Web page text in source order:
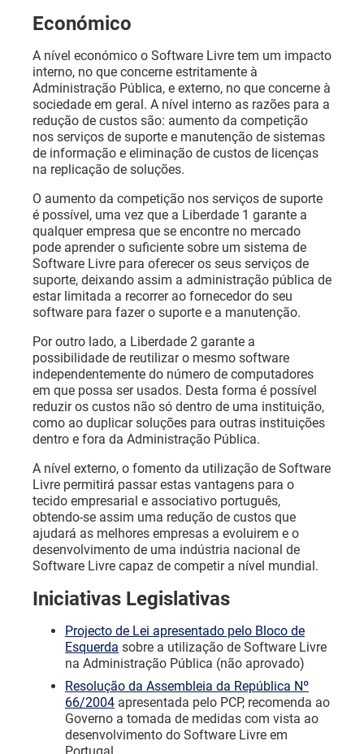
Económico
A nível económico o Software Livre tem um impacto
interno, no que concerne estritamente à
Administração Pública, e externo, no que concerne à
sociedade em geral. A nível interno as razões para a
redução de custos são: aumento da competição
nos serviços de suporte e manutenção de sistemas
de informação e eliminação de custos de licenças
na replicação de soluções.
O aumento da competição nos serviços de suporte
é possível, uma vez que a Liberdade 1 garante a
qualquer empresa que se encontre no mercado
pode aprender o suficiente sobre um sistema de
Software Livre para oferecer os seus serviços de
suporte, deixando assim a administração pública de
estar limitada a recorrer ao fornecedor do seu
software para fazer o suporte e a manutenção.
Por outro lado, a Liberdade 2 garante a
possibilidade de reutilizar o mesmo software
independentemente do número de computadores
em que possa ser usados. Desta forma é possível
reduzir os custos não só dentro de uma instituição,
como ao duplicar soluções para outras instituições
dentro e fora da Administração Pública.
A nível externo, o fomento da utilização de Software
Livre permitirá passar estas vantagens para o
tecido empresarial e associativo português,
obtendo-se assim uma redução de custos que
ajudará as melhores empresas a evoluirem e o
desenvolvimento de uma indústria nacional de
Software Livre capaz de competir a nível mundial.
Iniciativas Legislativas
Projecto de Lei apresentado pelo Bloco de
Esquerda sobre a utilização de Software Livre
na Administração Pública (não aprovado)
Resolução da Assembleia da República Nº
66/2004 apresentada pelo PCP, recomenda ao
Governo a tomada de medidas com vista ao
desenvolvimento do Software Livre em